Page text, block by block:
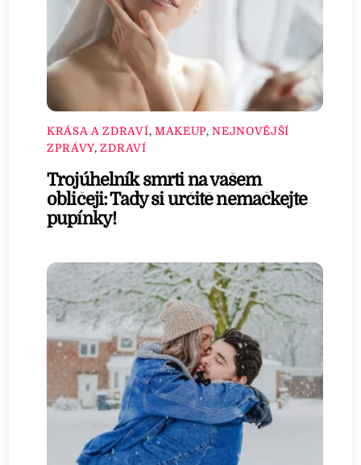
KRÁSA A ZDRAVÍ, MAKEUP,NEJNOVĚJŠÍ
ZPRÁVY,ZDRAVÍ
Trojúhelník smrti na vašem
obličeji: Tady si určitě nemačkejte
pupínky!